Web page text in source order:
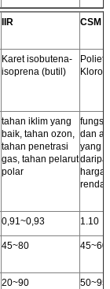
IIR CSM
Karet isobutena-
isoprena (butil)
tahan iklim yang
baik, tahan ozon,
tahan penetrasi
gas, tahan pelarut
polar
fungsi
dan
yang
harga
0,91~0,93 1.10
45~80 45~60
20~90 50~95